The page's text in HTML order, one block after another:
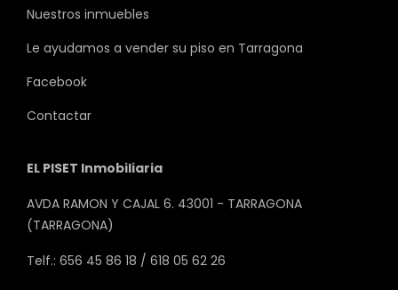
Nuestros inmuebles
Le ayudamos a vender su piso en Tarragona
Facebook
Contactar
EL PISET Inmobiliaria
AVDA RAMON Y CAJAL 6. 43001 - TARRAGONA
(TARRAGONA)
Telf.: 656 45 86 18 / 618 05 62 26